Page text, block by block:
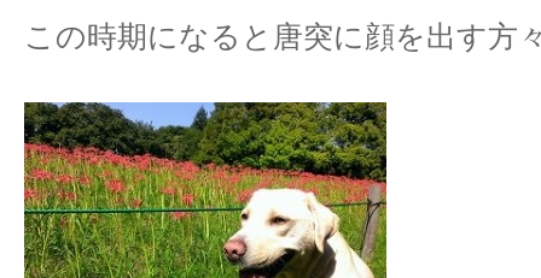
この時期になると唐突に顔を出す方